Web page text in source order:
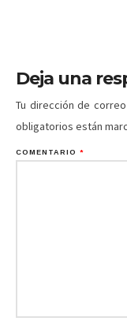
Deja una
Tu dirección de
obligatorios están
COMENTARIO *